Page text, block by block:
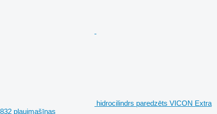
hidrocilindrs paredzēts VICON Extra
832 pļaujmašīnas